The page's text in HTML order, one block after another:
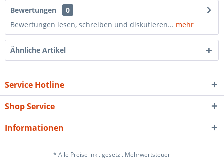
Bewertungen
0
Bewertungen lesen, schreiben und diskutieren... mehr
Ähnliche Artikel
Service Hotline
Shop Service
Informationen
* Alle Preise inkl. gesetzl. Mehrwertsteuer